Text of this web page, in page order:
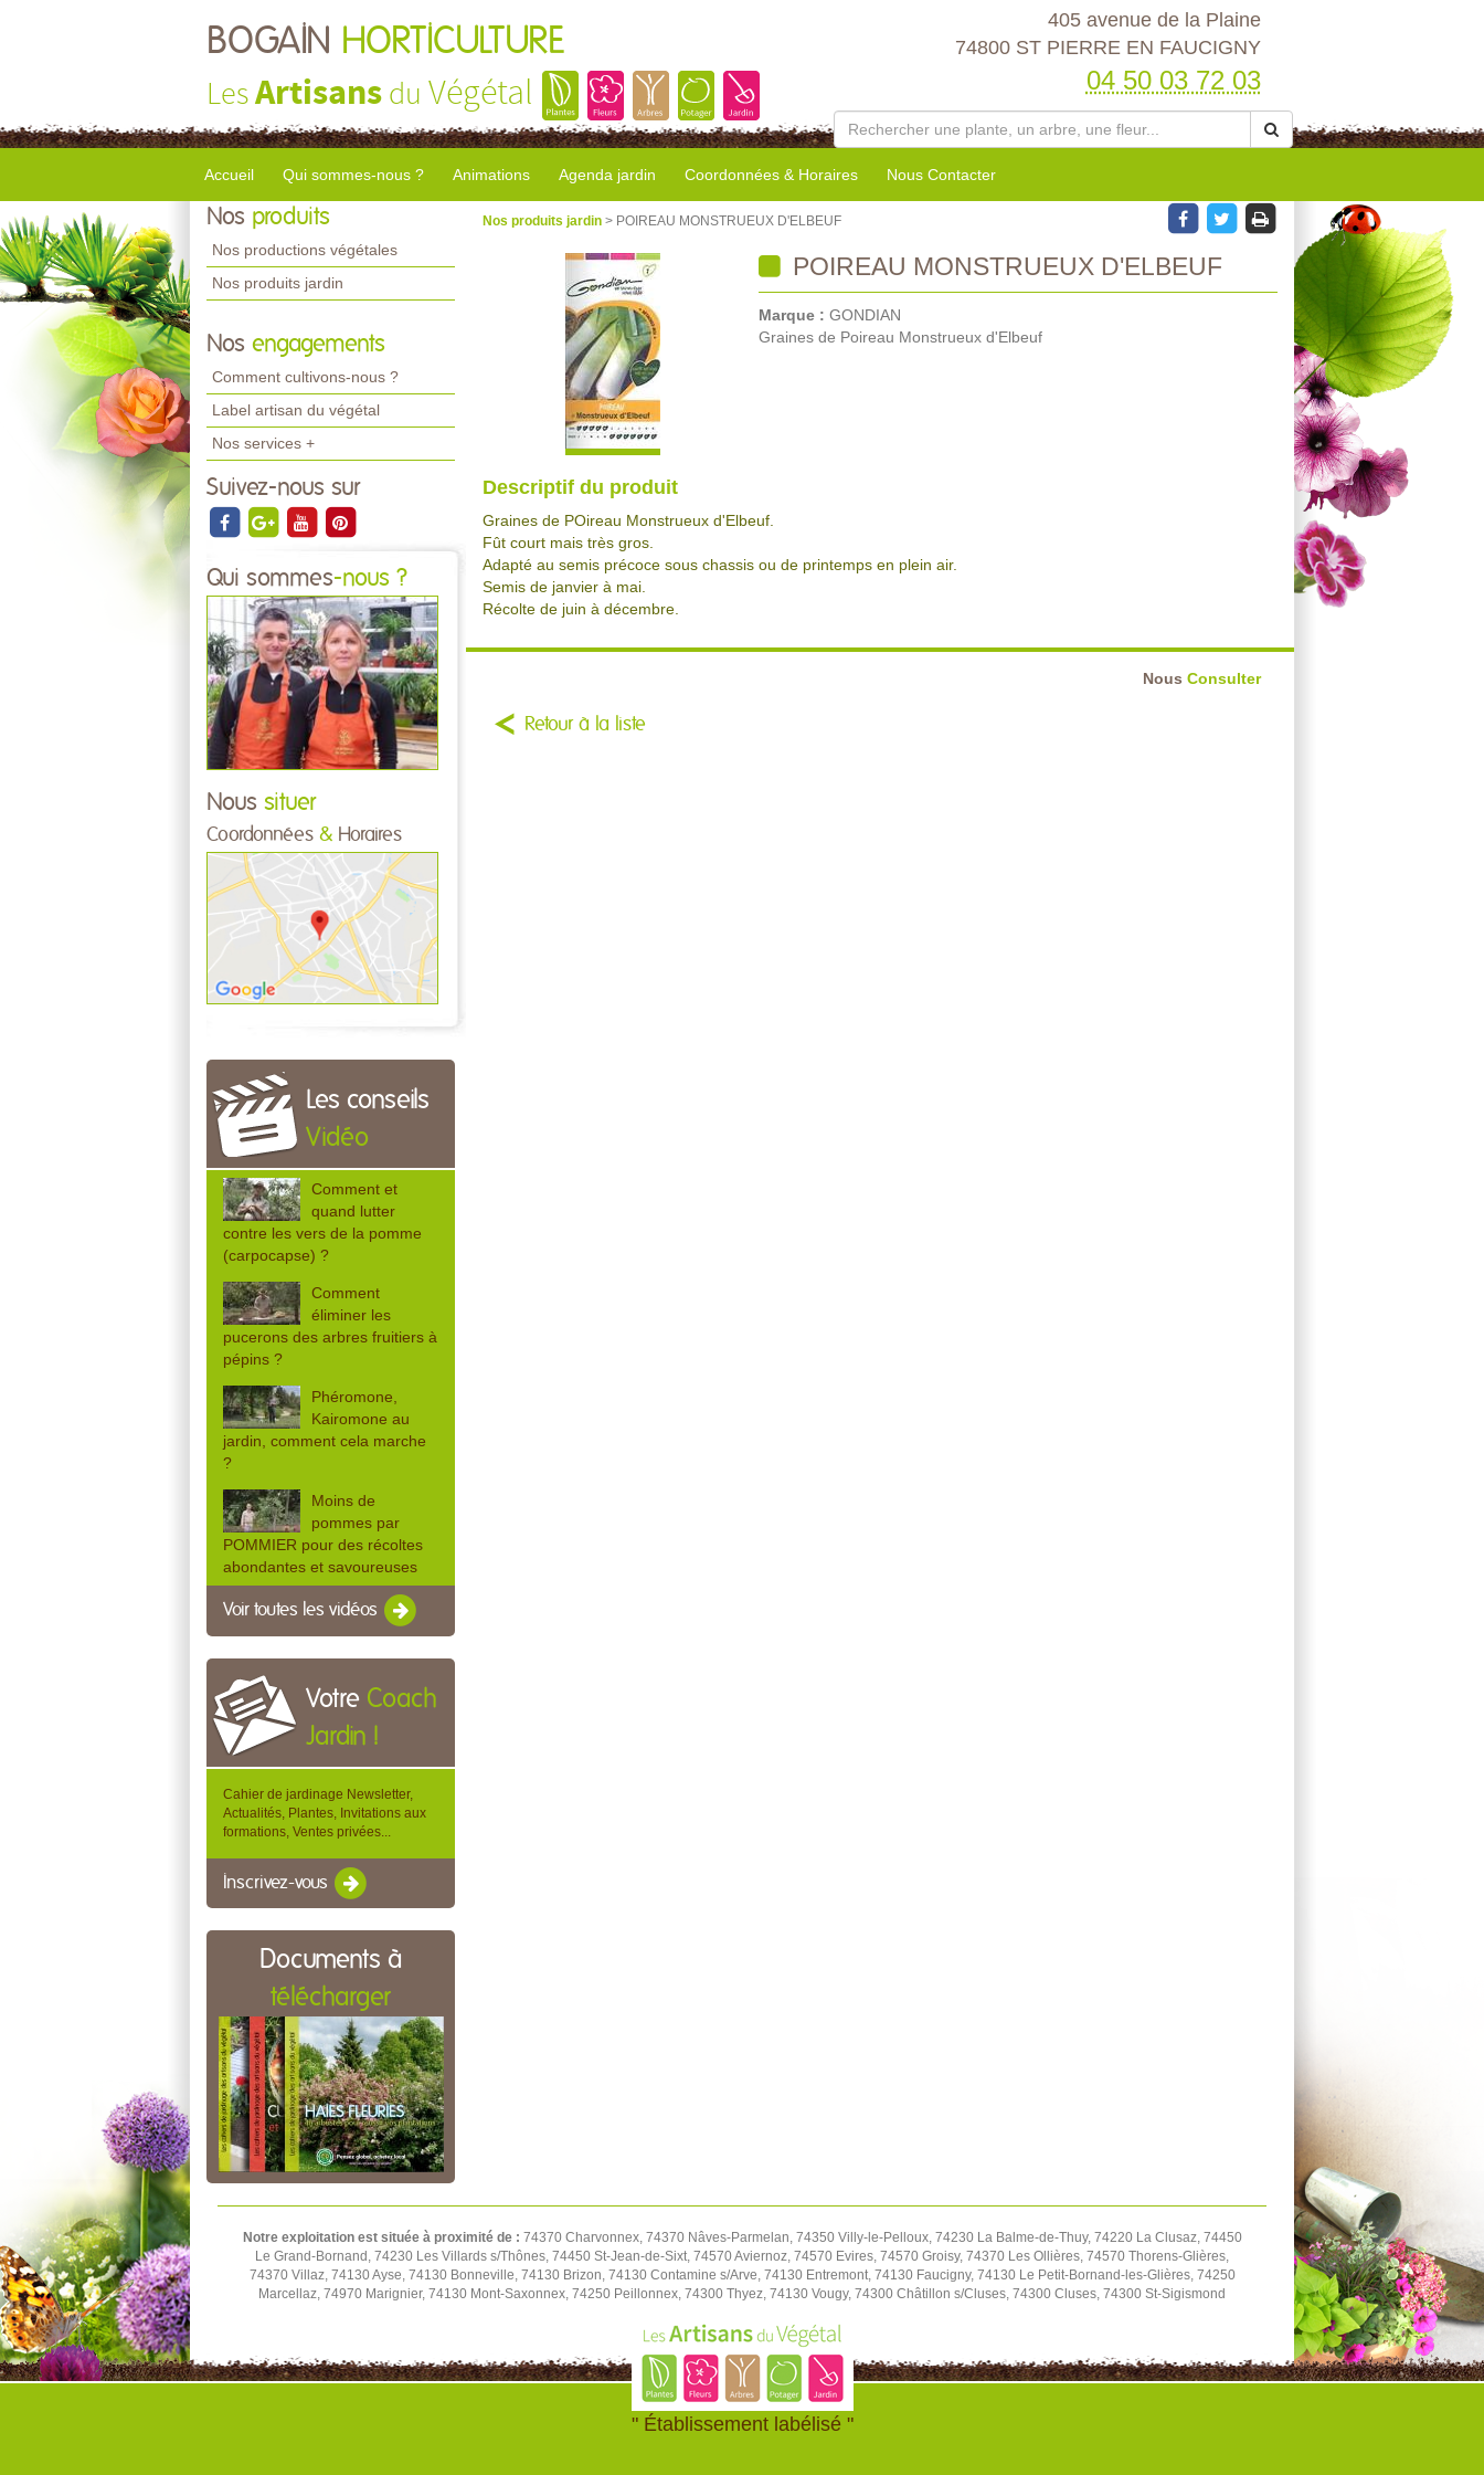
BOGAIN HORTICULTURE
LesArtisans du Végétal
405 avenue de la Plaine
74800 ST PIERRE EN FAUCIGNY
04 50 03 72 03
Accueil Qui sommes-nous ? Animations Agenda jardin Coordonnées & Horaires Nous Contacter
Nos produits
Nos productions végétales
Nos produits jardin
Nos engagements
Comment cultivons-nous ?
Label artisan du végétal
Nos services +
Suivez-nous sur
Qui sommes-nous ?
Nous situer
Coordonnées & Horaires
Les conseils
Vidéo
Comment et
quand lutter
contre les vers de la pomme
(carpocapse) ?
Comment
éliminer les
pucerons des arbres fruitiers à
pépins ?
Phéromone,
Kairomone au
jardin, comment cela marche
?
Moins de
pommes par
POMMIER pour des récoltes
abondantes et savoureuses
Voir toutes les vidéos
Votre Coach
Jardin !
Cahier de jardinage Newsletter,
Actualités, Plantes, Invitations aux
formations, Ventes privées...
Inscrivez-vous
Documents à
télécharger
Nos produits jardin > POIREAU MONSTRUEUX D'ELBEUF
POIREAU MONSTRUEUX D'ELBEUF
Marque : GONDIAN
Graines de Poireau Monstrueux d'Elbeuf
Descriptif du produit
Graines de POireau Monstrueux d'Elbeuf.
Fût court mais très gros.
Adapté au semis précoce sous chassis ou de printemps en plein air.
Semis de janvier à mai.
Récolte de juin à décembre.
Nous Consulter
Retour à la liste
Notre exploitation est située à proximité de : 74370 Charvonnex, 74370 Nâves-Parmelan, 74350 Villy-le-Pelloux, 74230 La Balme-de-Thuy, 74220 La Clusaz, 74450
Le Grand-Bornand, 74230 Les Villards s/Thônes, 74450 St-Jean-de-Sixt, 74570 Aviernoz, 74570 Evires, 74570 Groisy, 74370 Les Ollières, 74570 Thorens-Glières,
74370 Villaz, 74130 Ayse, 74130 Bonneville, 74130 Brizon, 74130 Contamine s/Arve, 74130 Entremont, 74130 Faucigny, 74130 Le Petit-Bornand-les-Glières, 74250
Marcellaz, 74970 Marignier, 74130 Mont-Saxonnex, 74250 Peillonnex, 74300 Thyez, 74130 Vougy, 74300 Châtillon s/Cluses, 74300 Cluses, 74300 St-Sigismond
" Établissement labélisé "